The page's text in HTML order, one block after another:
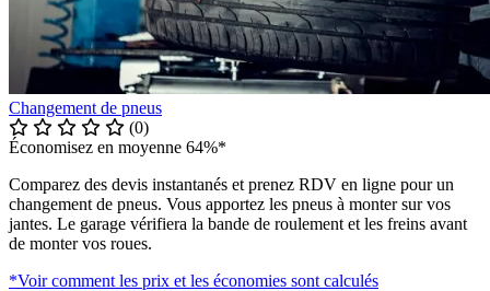
Changement de pneus
(0)
Économisez en moyenne 64%*
Comparez des devis instantanés et prenez RDV en ligne pour un
changement de pneus. Vous apportez les pneus à monter sur vos
jantes. Le garage vérifiera la bande de roulement et les freins avant
de monter vos roues.
*Voir comment les prix et les économies sont calculés